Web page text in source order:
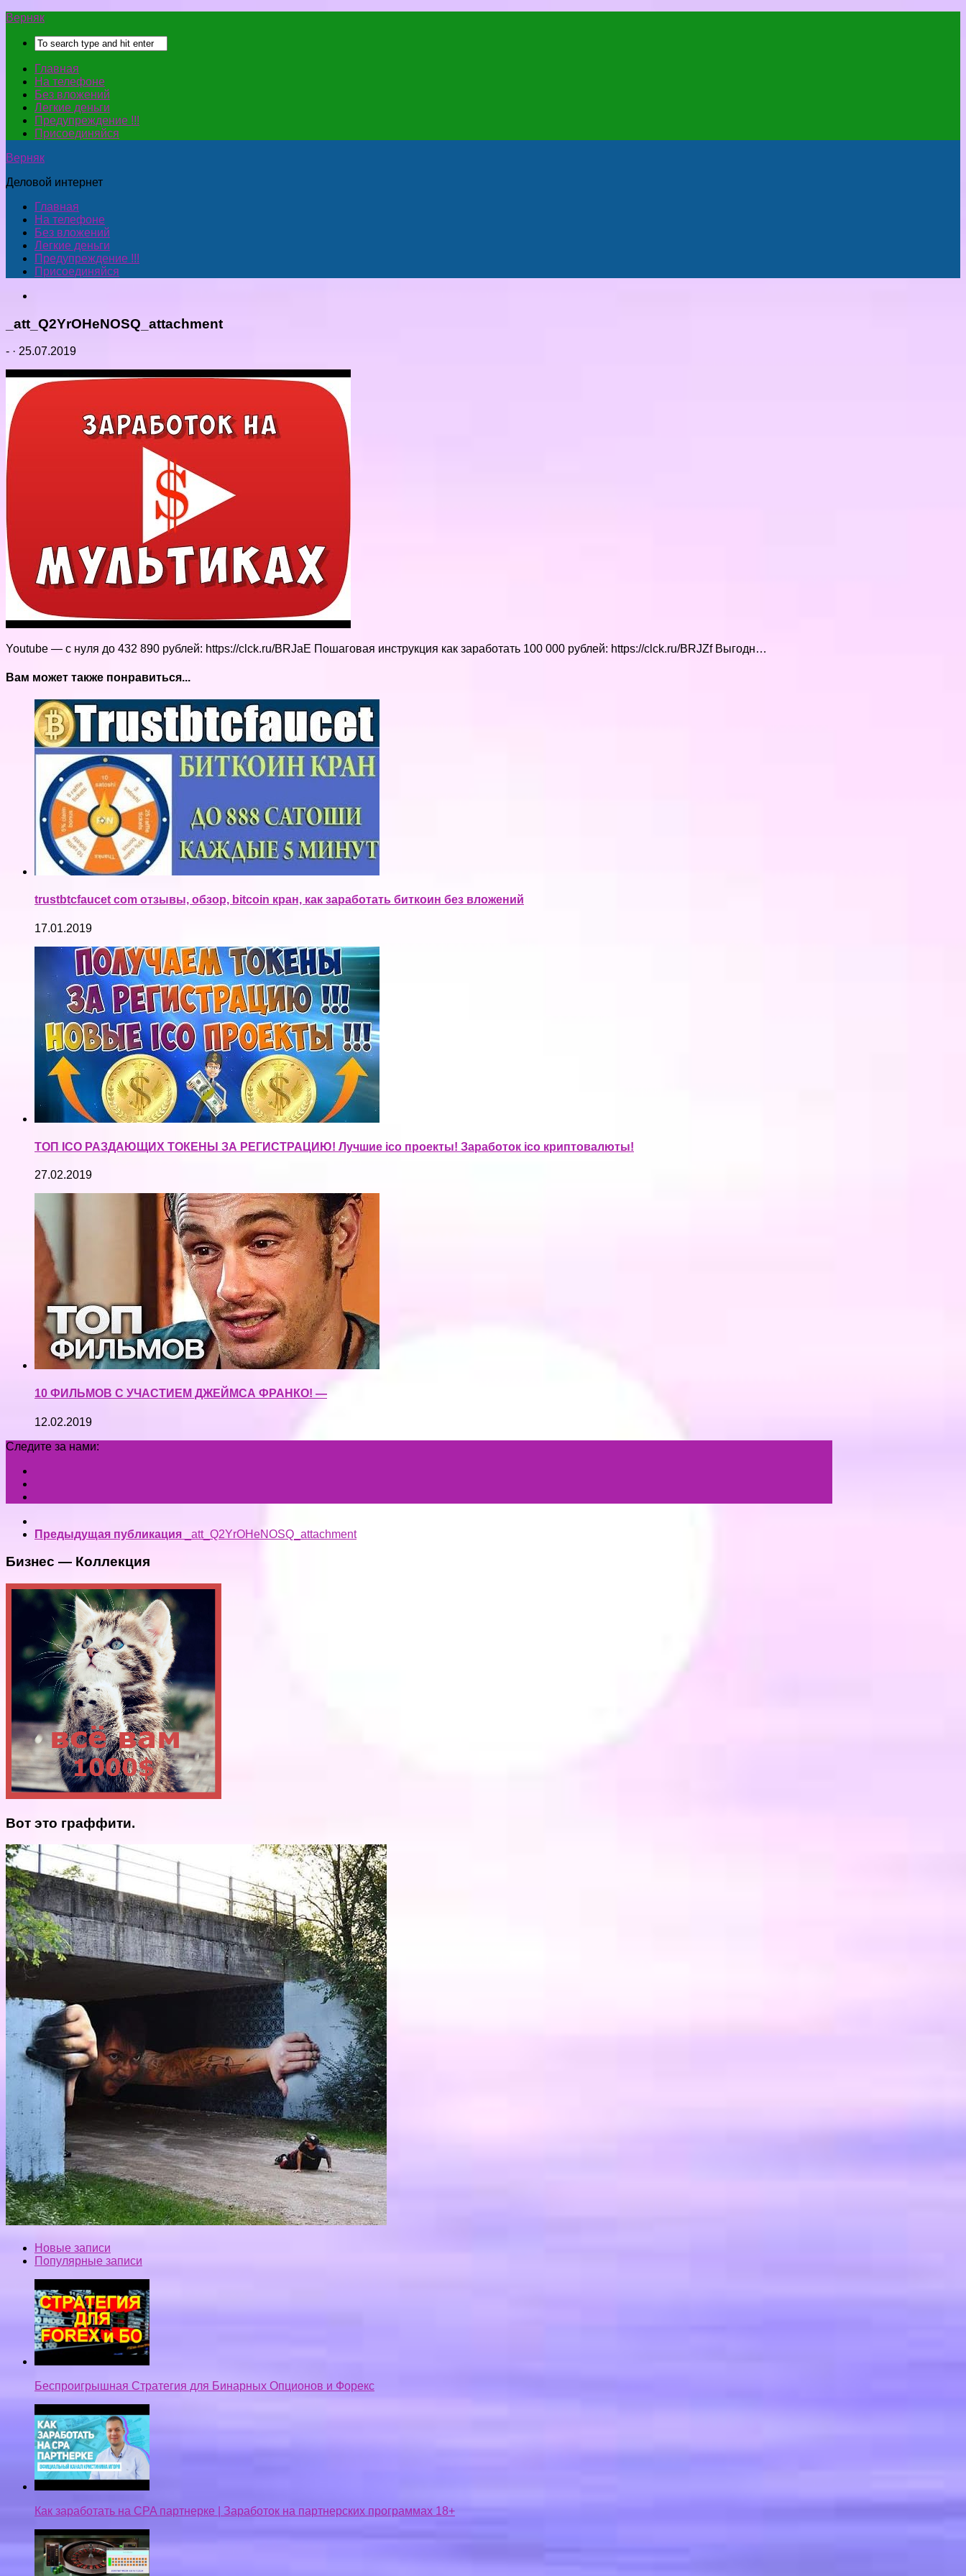
Верняк
Главная
На телефоне
Без вложений
Легкие деньги
Предупреждение !!!
Присоединяйся
Верняк
Деловой интернет
Главная
На телефоне
Без вложений
Легкие деньги
Предупреждение !!!
Присоединяйся
_att_Q2YrOHeNOSQ_attachment
- · 25.07.2019
Youtube — с нуля до 432 890 рублей: https://clck.ru/BRJaE Пошаговая инструкция как заработать 100 000 рублей: https://clck.ru/BRJZf Выгодн…
Вам может также понравиться...
trustbtcfaucet com отзывы, обзор, bitcoin кран, как заработать биткоин без вложений
17.01.2019
ТОП ICO РАЗДАЮЩИХ ТОКЕНЫ ЗА РЕГИСТРАЦИЮ! Лучшие ico проекты! Заработок ico криптовалюты!
27.02.2019
10 ФИЛЬМОВ С УЧАСТИЕМ ДЖЕЙМСА ФРАНКО! —
12.02.2019
Следите за нами:
Предыдущая публикация _att_Q2YrOHeNOSQ_attachment
Бизнес — Коллекция
Вот это граффити.
Новые записи
Популярные записи
Беспроигрышная Стратегия для Бинарных Опционов и Форекс
Как заработать на CPA партнерке | Заработок на партнерских программах 18+